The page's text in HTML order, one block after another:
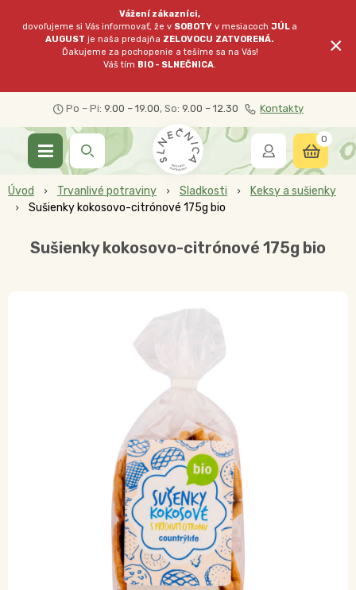
Vážení zákazníci,
dovoľujeme si Vás informovať, že v SOBOTY v mesiacochJÚL a
AUGUST je naša predajňa ZELOVOCU ZATVORENÁ.
Ďakujeme za pochopenie a tešíme sa na Vás!
Váš tím BIO - SLNEČNICA.
×
Po – Pi: 9.00 – 19.00, So: 9.00 – 12.30 Kontakty
0
Úvod Trvanlivé potraviny Sladkosti
Keksy a sušienky
Sušienky kokosovo-citrónové 175g bio
Sušienky kokosovo-citrónové 175g bio